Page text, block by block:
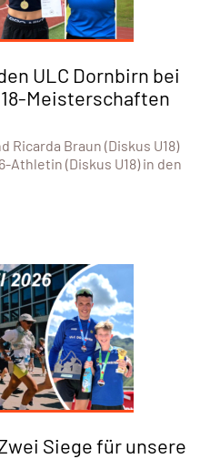
ULC Dornbirn bei
Meisterschaften
Ricarda Braun (Diskus U18)
Athletin (Diskus U18) in den
Siege für unsere